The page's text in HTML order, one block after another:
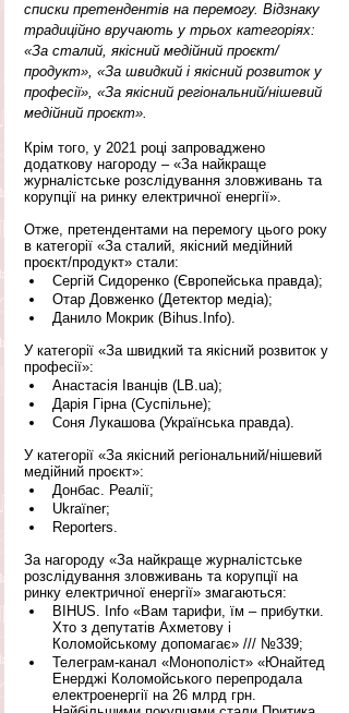
списки претендентів на перемогу. Відзнаку
традиційно вручають у трьох категоріях:
«За сталий, якісний медійний проєкт/
продукт», «За швидкий і якісний розвиток у
професії», «За якісний регіональний/нішевий
медійний проєкт».
Крім того, у 2021 році запроваджено
додаткову нагороду – «За найкраще
журналістське розслідування зловживань та
корупції на ринку електричної енергії».
Отже, претендентами на перемогу цього року
в категорії «За сталий, якісний медійний
проєкт/продукт» стали:
Сергій Сидоренко (Європейська правда);
Отар Довженко (Детектор медіа);
Данило Мокрик (Bihus.Info).
У категорії «За швидкий та якісний розвиток у
професії»:
Анастасія Іванців (LB.ua);
Дарія Гірна (Суспільне);
Соня Лукашова (Українська правда).
У категорії «За якісний регіональний/нішевий
медійний проєкт»:
Донбас. Реалії;
Ukraїner;
Reporters.
За нагороду «За найкраще журналістське
розслідування зловживань та корупції на
ринку електричної енергії» змагаються:
BIHUS. Info «Вам тарифи, їм – прибутки.
Хто з депутатів Ахметову і
Коломойському допомагає» /// №339;
Телеграм-канал «Монополіст» «Юнайтед
Енерджі Коломойського перепродала
електроенергії на 26 млрд грн.